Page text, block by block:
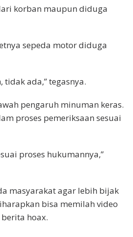
korban maupun diduga
sepeda motor diduga
ada,” tegasnya.
pengaruh minuman keras.
proses pemeriksaan sesuai
proses hukumannya,”
masyarakat agar lebih bijak
bisa memilah video
hoax.